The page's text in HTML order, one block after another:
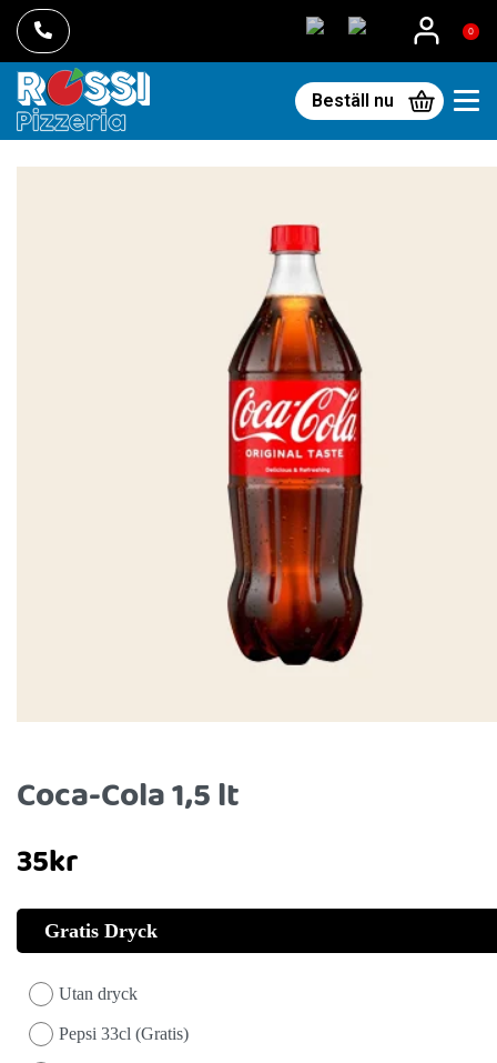
0
Beställ nu
Coca-Cola 1,5 lt
35kr
Gratis Dryck
Utan dryck
Pepsi 33cl (Gratis)